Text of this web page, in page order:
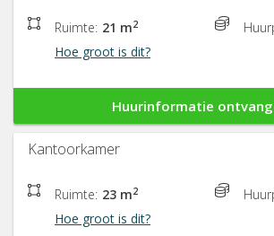
Ruimte: 21 m2
Hoe groot is dit?
Huurinformatie
Kantoorkamer
Ruimte: 23 m2
Hoe groot is dit?